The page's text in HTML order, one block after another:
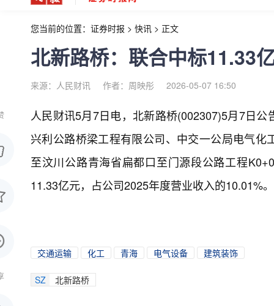
您当前的位置： 证券时报 > 快讯 > 正文
北新路桥：联合中标11.33
来源：人民财讯 作者：周映彤 2026-05-07 16:50
人民财讯5月7日电， 北新路桥(002307)5月7日公
兴利公路桥梁工程有限公司、中交一公局电气
至汶川公路青海省扁都口至门源段公路工程
11.33亿元，占公司2025年度营业收入的10.01%
交通运输 化工 青海 电气设备 建筑装饰
SZ 北新路桥